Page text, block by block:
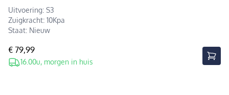
Uitvoering: S3
Zuigkracht: 10Kpa
Staat: Nieuw
€ 79,99
16.00u, morgen in huis